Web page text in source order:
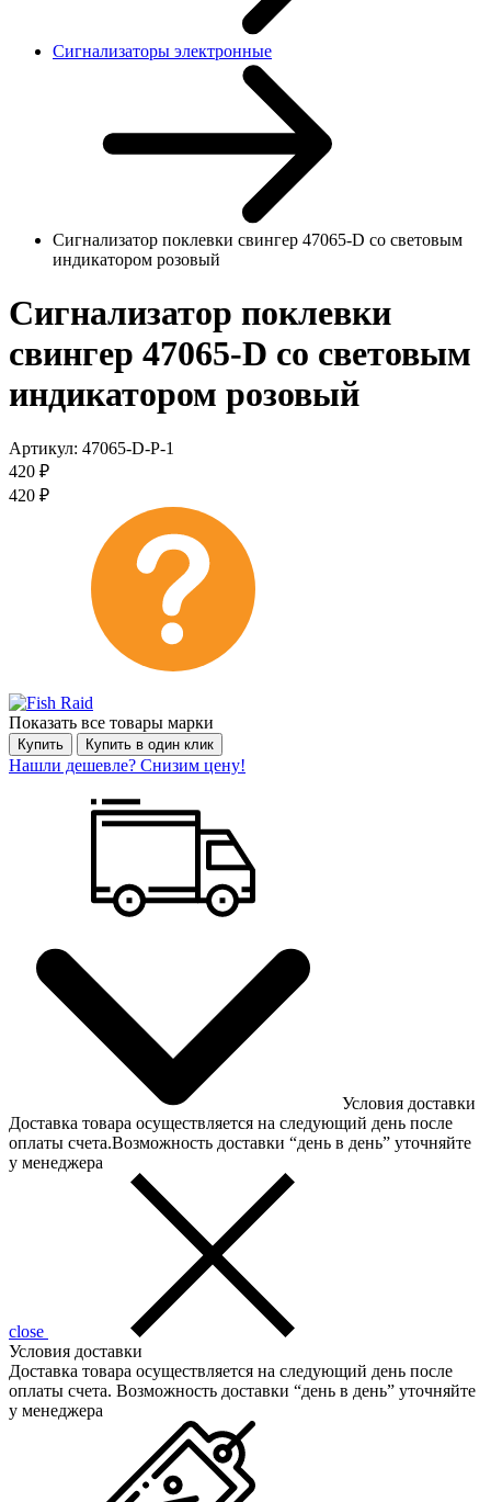
Сигнализаторы электронные
Сигнализатор поклевки свингер 47065-D со световым
индикатором розовый
Сигнализатор поклевки
свингер 47065-D со световым
индикатором розовый
Артикул: 47065-D-P-1
420 ₽
420 ₽
Показать все товары марки
Купить Купить в один клик
Нашли дешевле? Снизим цену!
Условия доставки
Доставка товара осуществляется на следующий день после
оплаты счета.Возможность доставки “день в день” уточняйте
у менеджера
close
Условия доставки
Доставка товара осуществляется на следующий день после
оплаты счета. Возможность доставки “день в день” уточняйте
у менеджера